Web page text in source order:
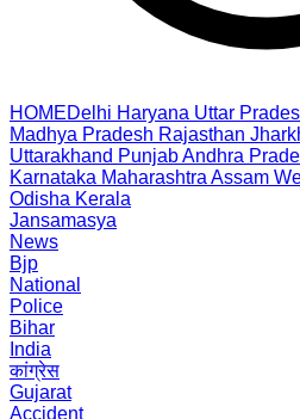
HOMEDelhi Haryana Uttar
Madhya Pradesh Rajasthan
Uttarakhand PunjabAndhra
Karnataka Maharashtra Assam
Odisha Kerala
Jansamasya
News
Bjp
National
Police
Bihar
India
कांग्रेस
Gujarat
Accident